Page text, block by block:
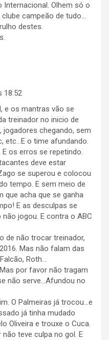
Internacional. Olhem só o
campeão de tudo…
destes.
18:52
e os mantras vão se
treinador no inicio de
jogadores chegando, sem
etc…E o time afundando.
os erros se repetindo.
deve estar
se superou e colocou
tempo. E sem meio de
que acha que se ganha
E as desculpas se
não jogou. E contra o ABC
de não trocar treinador,
Mas não falam das
Roth…
por favor não tragam
não serve…Afundou no
O Palmeiras já trocou…e
já tinha mudado
Oliveira e trouxe o Cuca.
teve culpa no gol. E